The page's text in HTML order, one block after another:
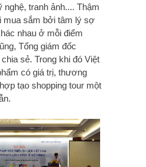
nghệ, tranh ảnh.... Thậm
mua sắm bởi tâm lý sợ
nhau ở mỗi điểm
Tổng giám đốc
sẻ. Trong khi đó Việt
có giá trị, thương
tạo shopping tour một